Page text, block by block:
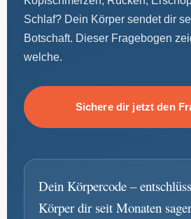
Schlaf? Dein Körper sendet dir
Botschaft. Dieser Fragebogen
welche.
Sichere dir jetzt den
Dein Körpercode –
Körper dir seit Monaten